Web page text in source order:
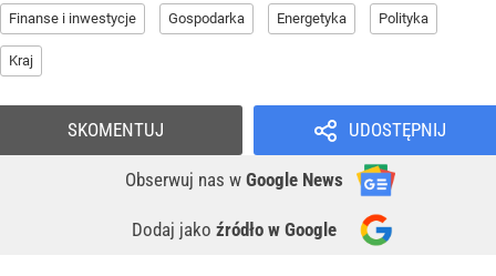
Finanse i inwestycje Gospodarka Energetyka Polityka
Kraj
UDOSTĘPNIJ
Obserwuj nas w Google News
Dodaj jako źródło w Google
SKOMENTUJ